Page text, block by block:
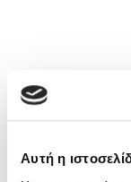
Αυτή η